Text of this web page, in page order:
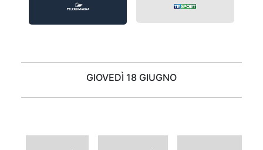
GIOVEDÌ 18 GIUGNO